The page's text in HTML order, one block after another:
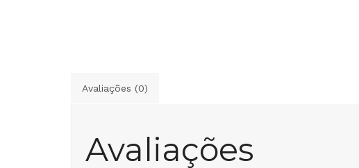
Avaliações (0)
Avaliações